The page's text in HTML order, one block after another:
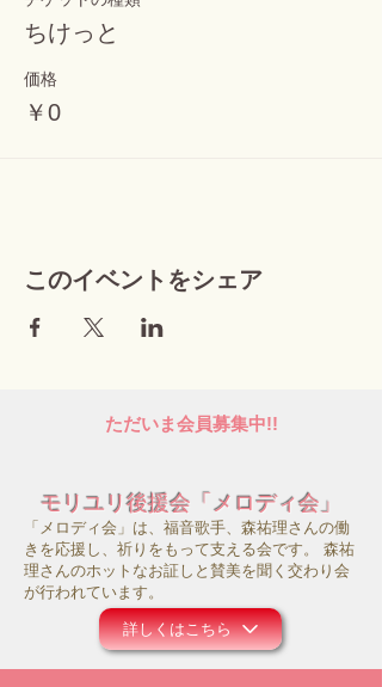
ちけっと
価格
￥0
このイベントをシェア
ただいま会員募集中!!
モリユリ後援会「メロディ会」
「メロディ会」は、福音歌手、森祐理さんの働
きを応援し、祈りをもって支える会です。 森祐
理さんのホットなお証しと賛美を聞く交わり会
が行われています。
詳しくはこちら